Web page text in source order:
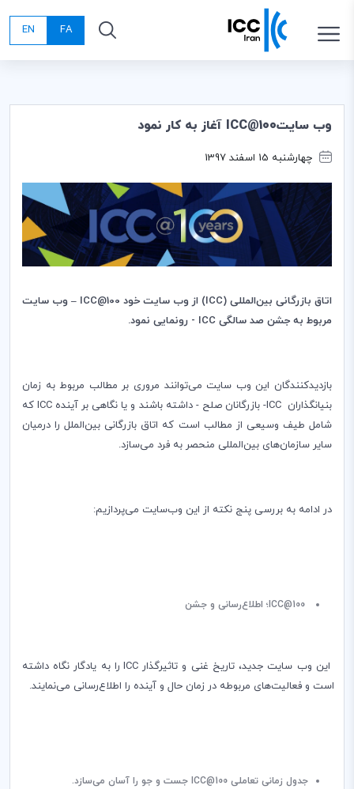
FA
EN
وب سايتICC@100 آغاز به كار نمود
چهارشنبه 15 اسفند 1397
اتاق بازرگانی بینالمللی (ICC) از وب سایت خود ICC@100
– وب سایت
مربوط به جشن صد سالگی ICC - رونمایی نمود.
بازدید‌کنندگان این وب سایت می‌توانند مروری بر مطالب مربوط به زمان
بنیانگذارانICC- بازرگانان صلح‌ - داشته باشند و یا نگاهی بر آینده ICCکه
شامل طیف وسیعی از مطالب است که اتاق بازرگانی بین‌الملل را درمیان
سایر سازمان‌های بین‌المللی منحصر به فرد می‌سازد.
در ادامه به بررسی پنج نکته از این وب‌سایت می‌پردازیم:
ICC@100؛ اطلاع‌رسانی و جشن
این وب سایت جدید، تاریخ غنی و تاثیر‌گذارICC را به یادگار نگاه داشته
است و فعالیت‌های مربوطه در زمان حال و آینده را اطلاع‌رسانی می‌نمایند.
جدول زمانی تعاملی ICC@100 جست و جو را آسان می‌سازد.